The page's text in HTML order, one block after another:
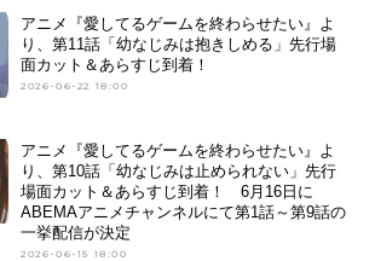
アニメ『愛してるゲームを終わらせたい』よ
り、第11話「幼なじみは抱きしめる」先行場
面カット＆あらすじ到着！
2026-06-22 18:00
アニメ『愛してるゲームを終わらせたい』よ
り、第10話「幼なじみは止められない」先行
場面カット＆あらすじ到着！ 6月16日に
ABEMAアニメチャンネルにて第1話～第9話の
一挙配信が決定
2026-06-15 18:00